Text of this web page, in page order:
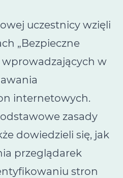
uczestnicy wzięli
„Bezpieczne
wprowadzających w
internetowych.
zasady
dowiedzieli się, jak
przeglądarek
stron